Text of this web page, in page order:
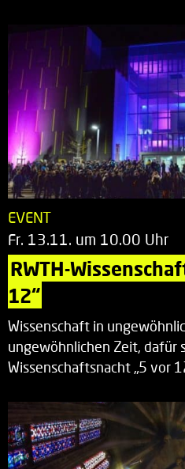
EVENT
Fr. 13.11. um 10.00 Uhr
RWTH-
12“
Wissenschaft in
ungewöhnlichen Zeit, dafür
Wissenschaftsnacht „5 vor